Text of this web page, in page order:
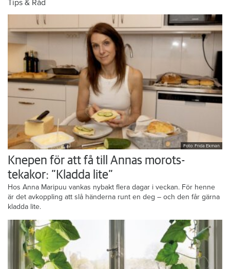
Tips & Råd
Foto: Frida Ekman
Knepen för att få till Annas morots-
tekakor: ”Kladda lite”
Hos Anna Maripuu vankas nybakt flera dagar i veckan. För henne
är det avkoppling att slå händerna runt en deg – och den får gärna
kladda lite.